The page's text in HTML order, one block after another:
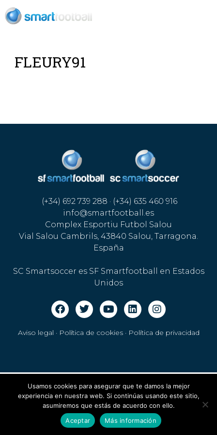
FLEURY91
(+34) 692 739 288 · (+34) 635 460 916
info@smartfootball.es
Complex Esportiu Futbol Salou
Vial Salou Cambrils, 43840 Salou, Tarragona.
España
SC Smartsoccer es SF Smartfootball en Estados
Unidos
Aviso legal · Política de cookies· Política de privacidad
Usamos cookies para asegurar que te damos la mejor
experiencia en nuestra web. Si continúas usando este sitio,
asumiremos que estás de acuerdo con ello.
Aceptar
Más información